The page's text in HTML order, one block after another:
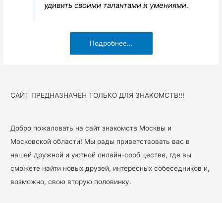
удивить своими талантами и умениями.
САЙТ ПРЕДНАЗНАЧЕН ТОЛЬКО ДЛЯ ЗНАКОМСТВ!!!
Добро пожаловать на сайт знакомств Москвы и
Московской области! Мы рады приветствовать вас в
нашей дружной и уютной онлайн-сообществе, где вы
сможете найти новых друзей, интересных собеседников и,
возможно, свою вторую половинку.